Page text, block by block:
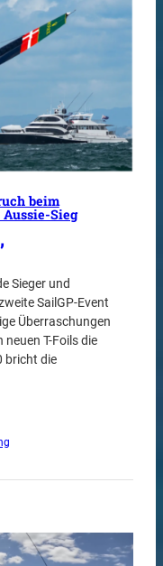
beim
Sieg
Sieger und
SailGP-Event
Überraschungen
T-Foils die
bricht die